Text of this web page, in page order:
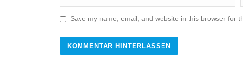
Save my name, email, and website in this browser for